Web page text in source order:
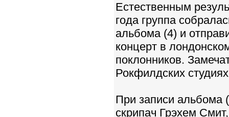
Естественным
года группа
альбома (4) и
концерт в
поклонников.
Рокфилдских
При записи альбома
скрипач Грэхем